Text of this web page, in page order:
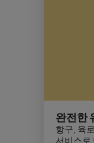
완전한
항구, 육
서비스로